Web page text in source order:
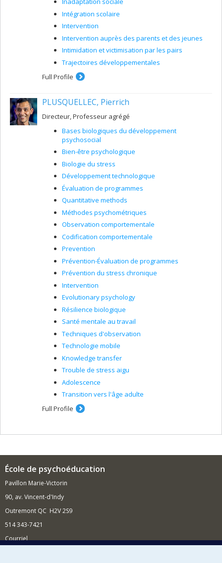
Intégration scolaire
Intervention
Intervention auprès des parents et des jeunes
Intimidation et victimisation par les pairs
Trajectoires développementales
Full Profile
PLUSQUELLEC, Pierrich
Directeur, Professeur agrégé
Bases biologiques du développement
psychosocial
Bien-être psychologique
Biologie du stress
Développement technologique
Évaluation de programmes
Quantitative methods
Méthodes psychométriques
Observation comportementale
Codification comportementale
Prevention
Prévention-Évaluation de programmes
Prévention du stress chronique
Intervention
Evolutionary psychology
Résilience biologique
Santé mentale au travail
Techniques d'observation
Technologie mobile
Knowledge transfer
Trouble de stress aigu
Adolescence
Transition vers l'âge adulte
Full Profile
École de psychoéducation
Pavillon Marie-Victorin
90, av. Vincent-d'Indy
Outremont QC H2V 2S9
514 343-7421
Courriel